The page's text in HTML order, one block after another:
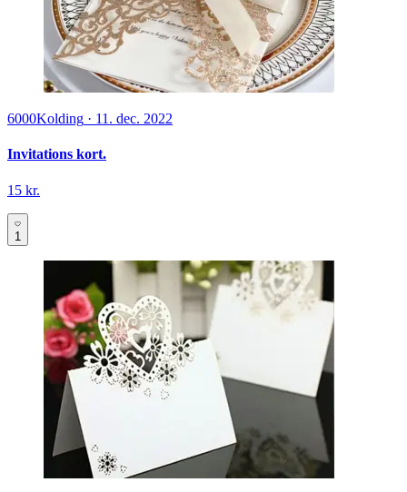
6000Kolding · 11. dec. 2022
Invitations kort.
15 kr.
1